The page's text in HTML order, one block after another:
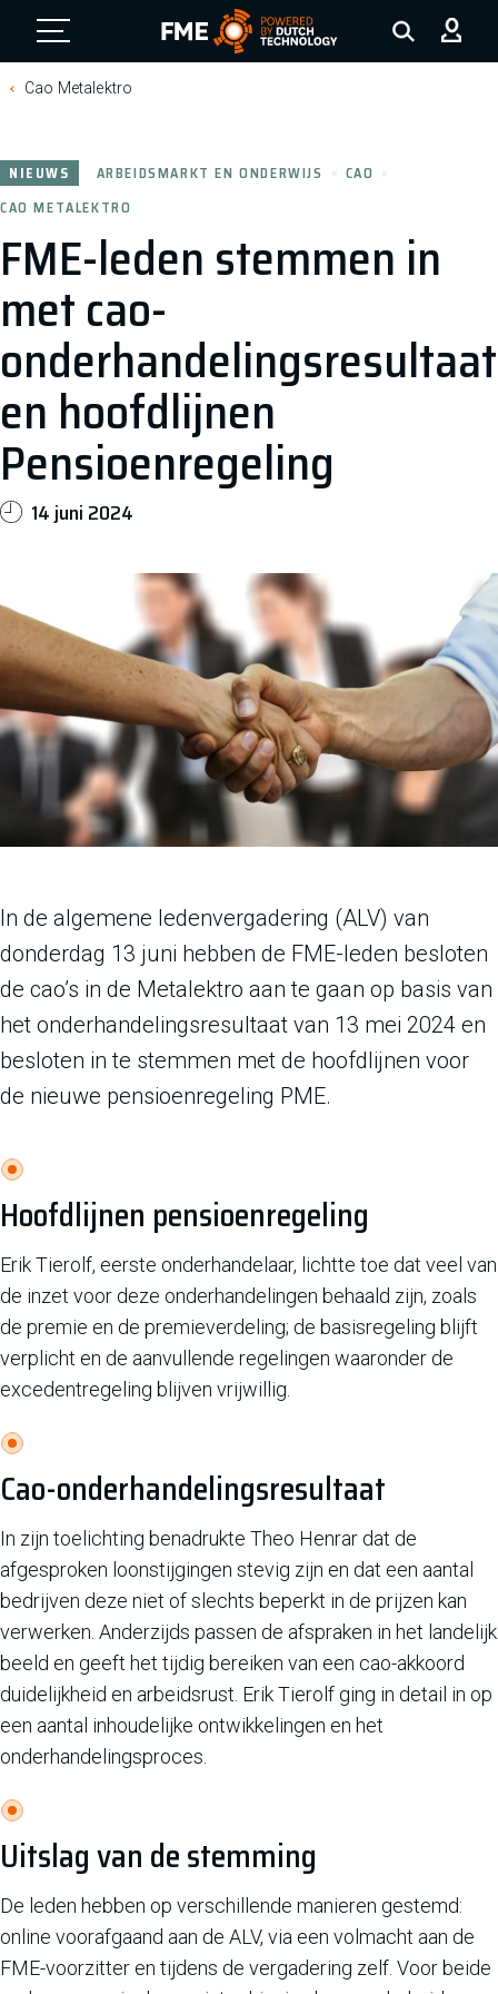
FME Logo, to the homepage
Cao Metalektro
FME-leden stemmen in
met cao-
onderhandelingsresultaat
en hoofdlijnen
Pensioenregeling
NIEUWS ARBEIDSMARKT EN ONDERWIJS
CAO
CAO METALEKTRO
14 juni 2024
In de algemene ledenvergadering (ALV) van
donderdag 13 juni hebben de FME-leden besloten
de cao’s in de Metalektro aan te gaan op basis van
het onderhandelingsresultaat van 13 mei 2024 en
besloten in te stemmen met de hoofdlijnen voor
de nieuwe pensioenregeling PME.
Hoofdlijnen pensioenregeling
Erik Tierolf, eerste onderhandelaar, lichtte toe dat veel van
de inzet voor deze onderhandelingen behaald zijn, zoals
de premie en de premieverdeling; de basisregeling blijft
verplicht en de aanvullende regelingen waaronder de
excedentregeling blijven vrijwillig.
Cao-onderhandelingsresultaat
In zijn toelichting benadrukte Theo Henrar dat de
afgesproken loonstijgingen stevig zijn en dat een aantal
bedrijven deze niet of slechts beperkt in de prijzen kan
verwerken. Anderzijds passen de afspraken in het landelijk
beeld en geeft het tijdig bereiken van een cao-akkoord
duidelijkheid en arbeidsrust. Erik Tierolf ging in detail in op
een aantal inhoudelijke ontwikkelingen en het
onderhandelingsproces.
Uitslag van de stemming
De leden hebben op verschillende manieren gestemd:
online voorafgaand aan de ALV, via een volmacht aan de
FME-voorzitter en tijdens de vergadering zelf. Voor beide